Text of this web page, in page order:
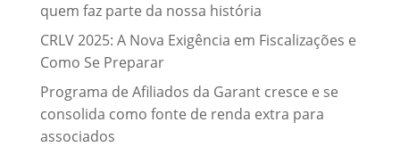
quem faz parte da nossa história
CRLV 2025: A Nova Exigência em Fiscalizações e
Como Se Preparar
Programa de Afiliados da Garant cresce e se
consolida como fonte de renda extra para
associados